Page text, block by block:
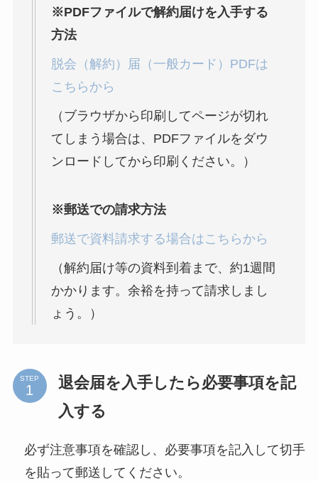
Sivorune(シボルネ)
る方法ある？
ニューZの解約まと
解約できない？バロ
ニーを電話から解約
する方法を完全攻略
※PDFファイルで解約届けを入手する
方法
脱会（解約）届（一般カード）PDFは
こちらから
（ブラウザから印刷してページが切れ
てしまう場合は、PDFファイルをダウ
ンロードしてから印刷ください。）
※郵送での請求方法
郵送で資料請求する場合はこちらから
（解約届け等の資料到着まで、約1週間
かかります。余裕を持って請求しまし
ょう。）
STEP
退会届を入手したら必要事項を記
入する
必ず注意事項を確認し、必要事項を記入して切手
を貼って郵送してください。